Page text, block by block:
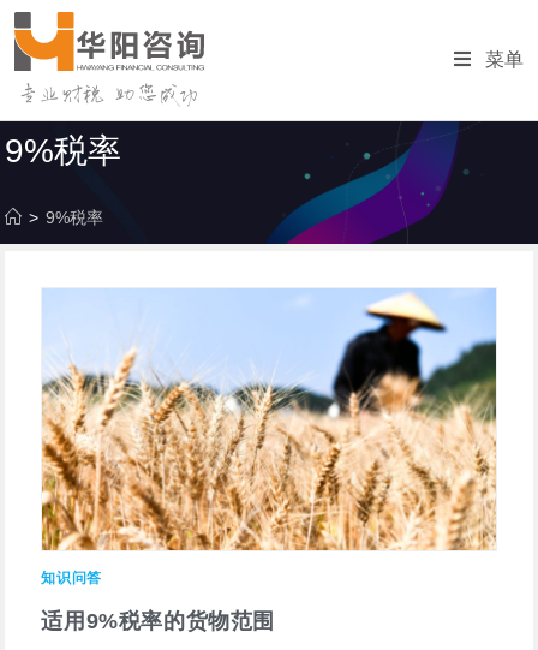
跳
转
至
菜单
9%税率
> 9%税率
知识问答
适用9%税率的货物范围